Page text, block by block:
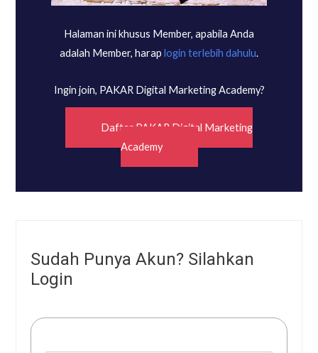
Halaman ini khusus Member, apabila Anda
adalah Member, harap login terlebih dahulu.
Ingin join, PAKAR Digital Marketing Academy?
Daftar PAKAR Digital Marketing
Academy
Sudah Punya Akun? Silahkan
Login